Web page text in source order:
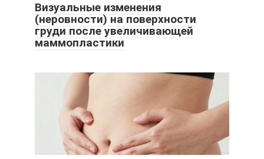
Визуальные изменения
(неровности) на поверхности
груди после увеличивающей
маммопластики